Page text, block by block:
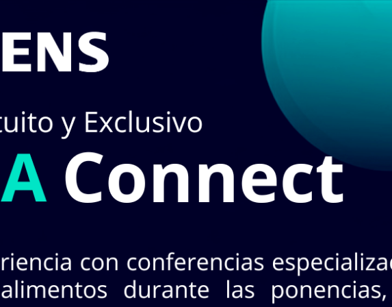
puedes hacerlo en el apartado de
Julián Villagrán #1423 Nte. Col. Industrial, CP 64440. Mty, N.L.
¡No te pierdas INASA Connect!
Miércoles 26 de agosto · 2 horarios a elegir · Evento exclusivo
¡Nuevos productos!
Horarios: Lunes a
Cotizar con nosotros